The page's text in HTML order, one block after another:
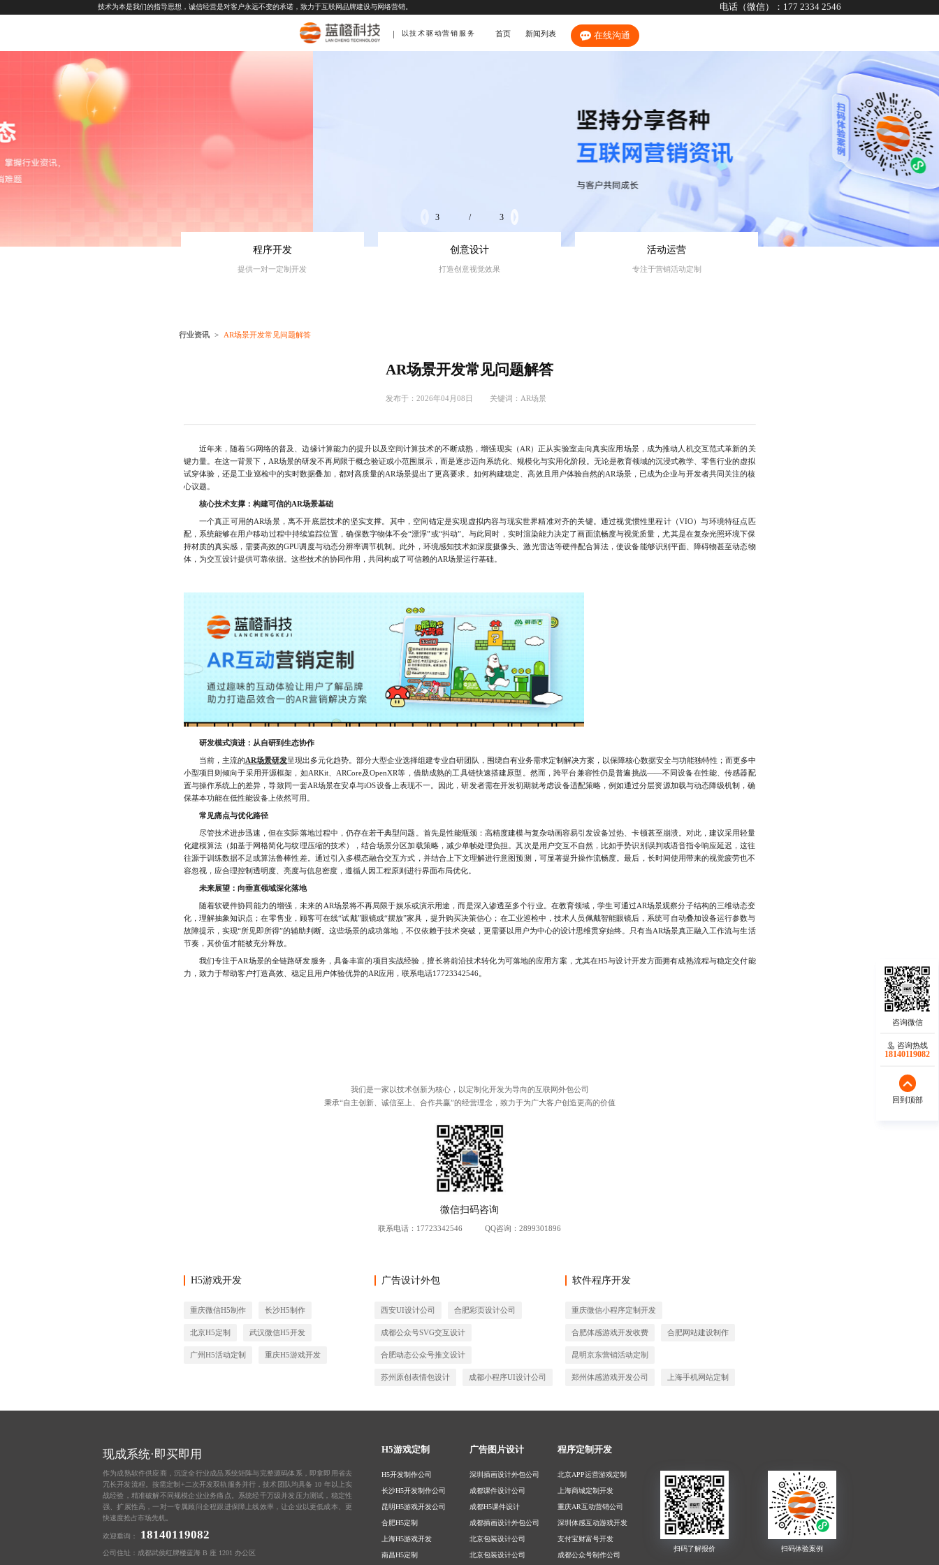
技术为本是我们的指导思想，诚信经营是对客户永远不变的承诺，致力于互联网品牌建设与网络营销。 电话（微信）： 177 2334 2546
以技术驱动营销服务 首页 新闻列表 在线沟通
3 / 3
程序开发
提供一对一定制开发
创意设计
打造创意视觉效果
活动运营
专注于营销活动定制
行业资讯 AR场景开发常见问题解答
AR场景开发常见问题解答
发布于：2026年04月08日 关键词： AR场景
近年来，随着5G网络的普及、边缘计算能力的提升以及空间计算技术的不断成熟，增强现实（AR）正从实验室走向真实应用场景，成为推动人机交互范式革新的关
键力量。在这一背景下，AR场景的研发不再局限于概念验证或小范围展示，而是逐步迈向系统化、规模化与实用化阶段。无论是教育领域的沉浸式教学、零售行业的虚拟
试穿体验，还是工业巡检中的实时数据叠加，都对高质量的AR场景提出了更高要求。如何构建稳定、高效且用户体验自然的AR场景，已成为企业与开发者共同关注的核
心议题。
核心技术支撑：构建可信的AR场景基础
一个真正可用的AR场景，离不开底层技术的坚实支撑。其中，空间锚定是实现虚拟内容与现实世界精准对齐的关键。通过视觉惯性里程计（VIO）与环境特征点匹
配，系统能够在用户移动过程中持续追踪位置，确保数字物体不会“漂浮”或“抖动”。与此同时，实时渲染能力决定了画面流畅度与视觉质量，尤其是在复杂光照环境下保
持材质的真实感，需要高效的GPU调度与动态分辨率调节机制。此外，环境感知技术如深度摄像头、激光雷达等硬件配合算法，使设备能够识别平面、障碍物甚至动态物
体，为交互设计提供可靠依据。这些技术的协同作用，共同构成了可信赖的AR场景运行基础。
研发模式演进：从自研到生态协作
当前，主流的AR场景研发呈现出多元化趋势。部分大型企业选择组建专业自研团队，围绕自有业务需求定制解决方案，以保障核心数据安全与功能独特性；而更多中
小型项目则倾向于采用开源框架，如ARKit、ARCore及OpenXR等，借助成熟的工具链快速搭建原型。然而，跨平台兼容性仍是普遍挑战——不同设备在性能、传感器配
置与操作系统上的差异，导致同一套AR场景在安卓与iOS设备上表现不一。因此，研发者需在开发初期就考虑设备适配策略，例如通过分层资源加载与动态降级机制，确
保基本功能在低性能设备上依然可用。
常见痛点与优化路径
尽管技术进步迅速，但在实际落地过程中，仍存在若干典型问题。首先是性能瓶颈：高精度建模与复杂动画容易引发设备过热、卡顿甚至崩溃。对此，建议采用轻量
化建模算法（如基于网格简化与纹理压缩的技术），结合场景分区加载策略，减少单帧处理负担。其次是用户交互不自然，比如手势识别误判或语音指令响应延迟，这往
往源于训练数据不足或算法鲁棒性差。通过引入多模态融合交互方式，并结合上下文理解进行意图预测，可显著提升操作流畅度。最后，长时间使用带来的视觉疲劳也不
容忽视，应合理控制透明度、亮度与信息密度，遵循人因工程原则进行界面布局优化。
未来展望：向垂直领域深化落地
随着软硬件协同能力的增强，未来的AR场景将不再局限于娱乐或演示用途，而是深入渗透至多个行业。在教育领域，学生可通过AR场景观察分子结构的三维动态变
化，理解抽象知识点；在零售业，顾客可在线“试戴”眼镜或“摆放”家具，提升购买决策信心；在工业巡检中，技术人员佩戴智能眼镜后，系统可自动叠加设备运行参数与
故障提示，实现“所见即所得”的辅助判断。这些场景的成功落地，不仅依赖于技术突破，更需要以用户为中心的设计思维贯穿始终。只有当AR场景真正融入工作流与生活
节奏，其价值才能被充分释放。
我们专注于AR场景的全链路研发服务，具备丰富的项目实战经验，擅长将前沿技术转化为可落地的应用方案，尤其在H5与设计开发方面拥有成熟流程与稳定交付能
力，致力于帮助客户打造高效、稳定且用户体验优异的AR应用，联系电话17723342546。
我们是一家以技术创新为核心，以定制化开发为导向的互联网外包公司
秉承“自主创新、诚信至上、合作共赢”的经营理念，致力于为广大客户创造更高的价值
联系电话： 17723342546 QQ咨询：2899301896
H5游戏开发
重庆微信H5制作 长沙H5制作
北京H5定制 武汉微信H5开发
广州H5活动定制 重庆H5游戏开发
广告设计外包
西安UI设计公司 合肥彩页设计公司
成都公众号SVG交互设计
合肥动态公众号推文设计
苏州原创表情包设计 成都小程序UI设计公司
软件程序开发
重庆微信小程序定制开发
合肥体感游戏开发收费 合肥网站建设制作
昆明京东营销活动定制
郑州体感游戏开发公司 上海手机网站定制
咨询热线
17723342546
回到顶部
咨询热线
18140119082
回到顶部
现成系统·即买即用
作为成熟软件供应商，沉淀全行业成品系统矩阵与完整源码体系，即拿即用省去
冗长开发流程。按需定制+二次开发双轨服务并行，技术团队均具备 10 年以上实
战经验，精准破解不同规模企业业务痛点。系统经千万级并发压力测试，稳定性
强、扩展性高，一对一专属顾问全程跟进保障上线效率，让企业以更低成本、更
快速度抢占市场先机。
欢迎垂询： 18140119082
公司住址：成都武侯红牌楼蓝海 B 座 1201 办公区
H5游戏定制
H5开发制作公司
长沙H5开发制作公司
昆明H5游戏开发公司
合肥H5定制
上海H5游戏开发
南昌H5定制
广告图片设计
深圳插画设计外包公司
成都课件设计公司
成都H5课件设计
成都插画设计外包公司
北京包装设计公司
北京包装设计公司
程序定制开发
北京APP运营游戏定制
上海商城定制开发
重庆AR互动营销公司
深圳体感互动游戏开发
支付宝财富号开发
成都公众号制作公司